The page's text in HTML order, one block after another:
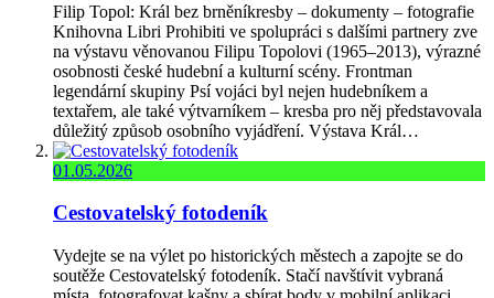
Filip Topol: Král bez brněníkresby – dokumenty – fotografie
Knihovna Libri Prohibiti ve spolupráci s dalšími partnery zve
na výstavu věnovanou Filipu Topolovi (1965–2013), výrazné
osobnosti české hudební a kulturní scény. Frontman
legendární skupiny Psí vojáci byl nejen hudebníkem a
textařem, ale také výtvarníkem – kresba pro něj představovala
důležitý způsob osobního vyjádření. Výstava Král…
01.05.2026
Cestovatelský fotodeník
Vydejte se na výlet po historických městech a zapojte se do
soutěže Cestovatelský fotodeník. Stačí navštívit vybraná